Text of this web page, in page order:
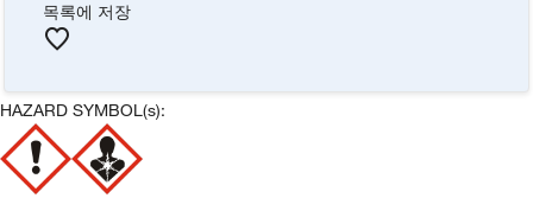
목록에 저장
HAZARD SYMBOL(s):